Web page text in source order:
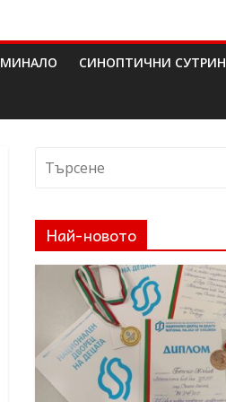
МИНАЛО СИНОПТИЧНИ СУТРИН
Най-новото